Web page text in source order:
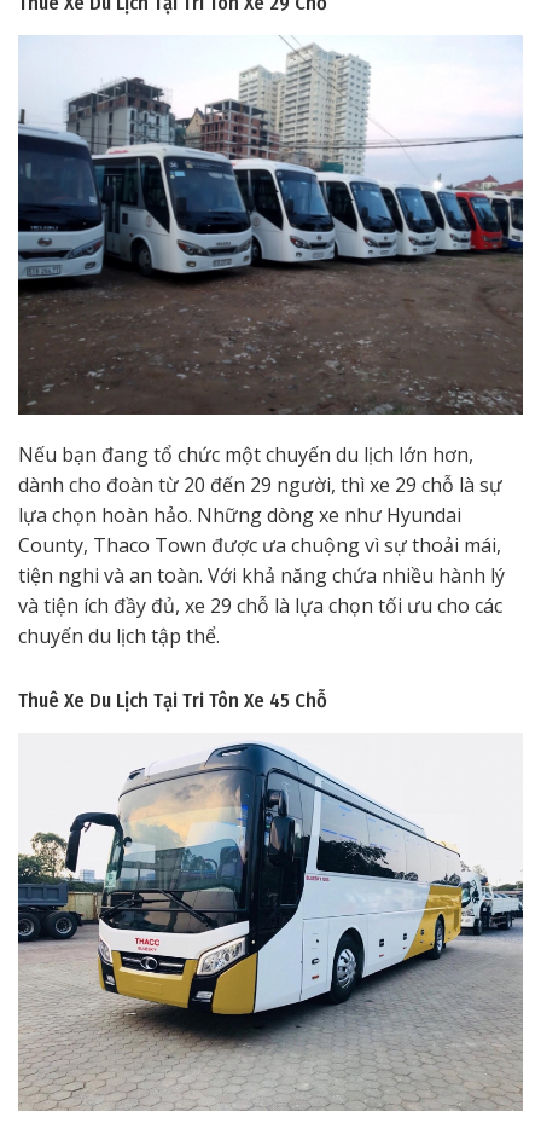
Nếu bạn đang tổ chức một chuyến du lịch lớn hơn,
dành cho đoàn từ 20 đến 29 người, thì xe 29 chỗ là sự
lựa chọn hoàn hảo. Những dòng xe như Hyundai
County, Thaco Town được ưa chuộng vì sự thoải mái,
tiện nghi và an toàn. Với khả năng chứa nhiều hành lý
và tiện ích đầy đủ, xe 29 chỗ là lựa chọn tối ưu cho các
chuyến du lịch tập thể.
Thuê Xe Du Lịch Tại Tri Tôn Xe 45 Chỗ